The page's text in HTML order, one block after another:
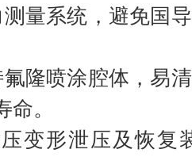
量系统，避免国
隆喷涂腔体，易
。
变形泄压及恢复